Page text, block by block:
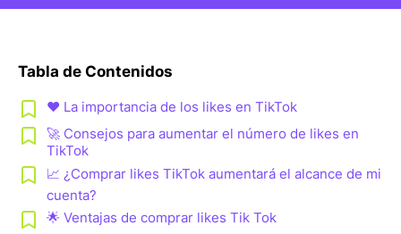
Tabla de Contenidos
❤️ La importancia de los likes en TikTok
🚀 Consejos para aumentar el número de likes en
TikTok
📈 ¿Comprar likes TikTok aumentará el alcance de mi
cuenta?
🌟 Ventajas de comprar likes Tik Tok